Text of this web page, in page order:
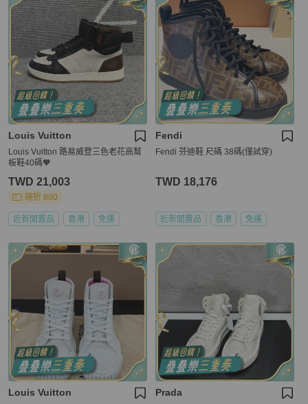
Louis Vuitton
Louis Vuitton 路易威登三色老花高幫
板鞋40碼🧡
TWD 21,003
現折 800
近新閒置品 香港 免運
Fendi
Fendi 芬迪鞋 尺碼 38碼(僅試穿)
TWD 18,176
近新閒置品 香港 免運
Louis Vuitton Prada